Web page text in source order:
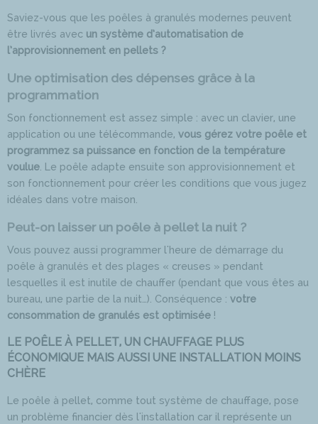
Saviez-vous que les poêles à granulés modernes peuvent
être livrés avec un système d’automatisation de
l’approvisionnement en pellets ?
Une optimisation des dépenses grâce à la
programmation
Son fonctionnement est assez simple : avec un clavier, une
application ou une télécommande, vous gérez votre poêle et
programmez sa puissance en fonction de la température
voulue . Le poêle adapte ensuite son approvisionnement et
son fonctionnement pour créer les conditions que vous jugez
idéales dans votre maison.
Peut-on laisser un poêle à pellet la nuit ?
Vous pouvez aussi programmer l'heure de démarrage du
poêle à granulés et des plages « creuses » pendant
lesquelles il est inutile de chauffer (pendant que vous êtes au
bureau, une partie de la nuit…). Conséquence : votre
consommation de granulés est optimisée !
LE POÊLE À PELLET, UN CHAUFFAGE PLUS
ÉCONOMIQUE MAIS AUSSI UNE INSTALLATION MOINS
CHÈRE
Le poêle à pellet, comme tout système de chauffage, pose
un problème financier dès l'installation car il représente un